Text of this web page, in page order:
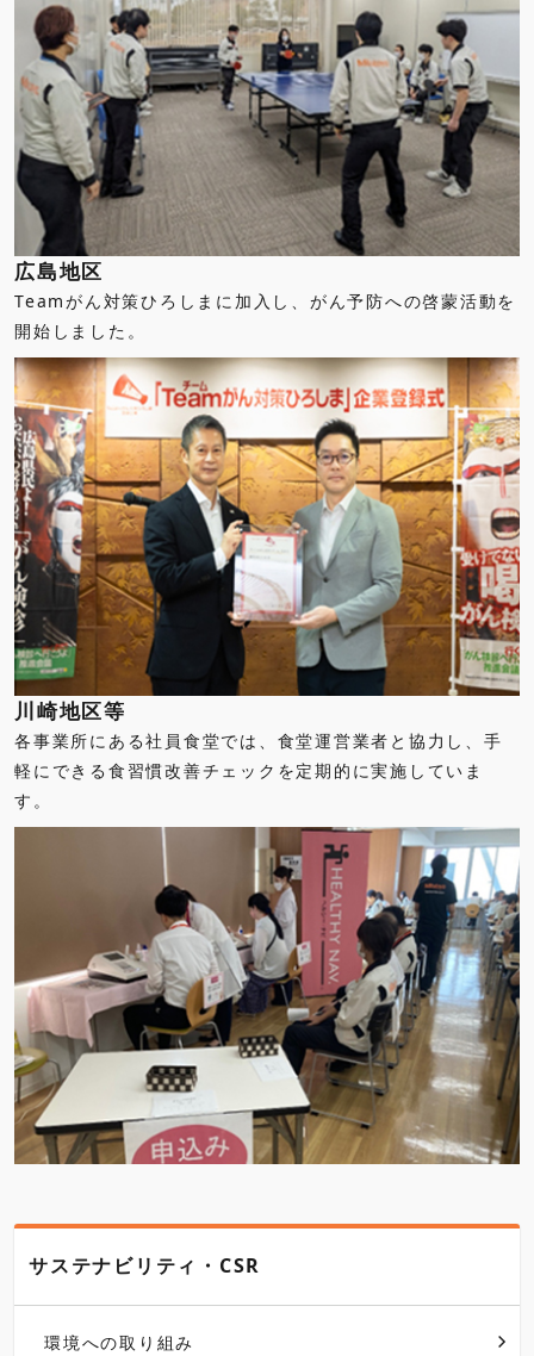
広島地区
Teamがん対策ひろしまに加入し、がん予防への啓蒙活動を
開始しました。
川崎地区等
各事業所にある社員食堂では、食堂運営業者と協力し、手
軽にできる食習慣改善チェックを定期的に実施していま
す。
サステナビリティ・CSR
環境への取り組み